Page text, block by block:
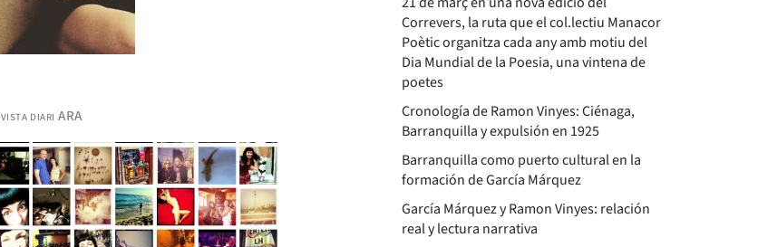
diari ARA
Correvers, la ruta que el col.lectiu Manacor
Poètic organitza cada any amb motiu del
Dia Mundial de la Poesia, una vintena de
poetes
Cronología de Ramon Vinyes: Ciénaga,
Barranquilla y expulsión en 1925
Barranquilla como puerto cultural en la
formación de García Márquez
García Márquez y Ramon Vinyes: relación
real y lectura narrativa